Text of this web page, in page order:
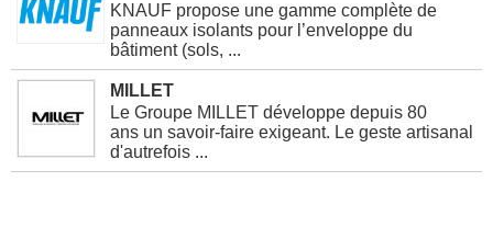
KNAUF propose une gamme complète de
panneaux isolants pour l’enveloppe du
bâtiment (sols, ...
MILLET
Le Groupe MILLET développe depuis 80
ans un savoir-faire exigeant. Le geste artisanal
d'autrefois ...